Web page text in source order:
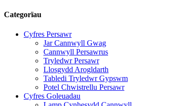
Categorïau
Cyfres Persawr
Jar Cannwyll Gwag
Cannwyll Persawrus
Tryledwr Persawr
Llosgydd Arogldarth
Tabledi Tryledwr Gypswm
Potel Chwistrellu Persawr
Cyfres Goleuadau